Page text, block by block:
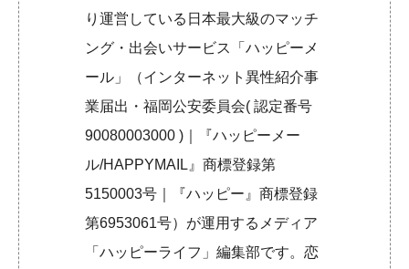
り運営している日本最大級のマッチ
ング・出会いサービス「ハッピーメ
ール」（インターネット異性紹介事
業届出・福岡公安委員会( 認定番号
90080003000 )｜『ハッピーメー
ル/HAPPYMAIL』商標登録第
5150003号｜『ハッピー』商標登録
第6953061号）が運用するメディア
「ハッピーライフ」編集部です。恋